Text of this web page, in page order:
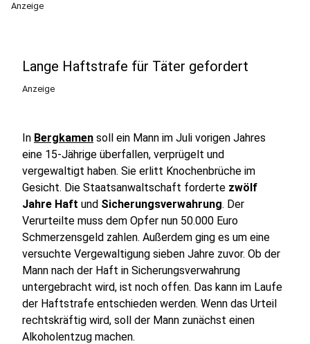
Anzeige
Lange Haftstrafe für Täter gefordert
Anzeige
In Bergkamen soll ein Mann im Juli vorigen Jahres
eine 15-Jährige überfallen, verprügelt und
vergewaltigt haben. Sie erlitt Knochenbrüche im
Gesicht. Die Staatsanwaltschaft forderte zwölf
Jahre Haft und Sicherungsverwahrung. Der
Verurteilte muss dem Opfer nun 50.000 Euro
Schmerzensgeld zahlen. Außerdem ging es um eine
versuchte Vergewaltigung sieben Jahre zuvor. Ob der
Mann nach der Haft in Sicherungsverwahrung
untergebracht wird, ist noch offen. Das kann im Laufe
der Haftstrafe entschieden werden. Wenn das Urteil
rechtskräftig wird, soll der Mann zunächst einen
Alkoholentzug machen.